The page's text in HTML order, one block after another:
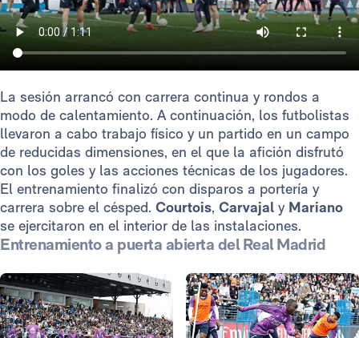
La sesión arrancó con carrera continua y rondos a
modo de calentamiento. A continuación, los futbolistas
llevaron a cabo trabajo físico y un partido en un campo
de reducidas dimensiones, en el que la afición disfrutó
con los goles y las acciones técnicas de los jugadores.
El entrenamiento finalizó con disparos a portería y
carrera sobre el césped. Courtois, Carvajal y Mariano
se ejercitaron en el interior de las instalaciones.
Entrenamiento a puerta abierta del Real Madrid